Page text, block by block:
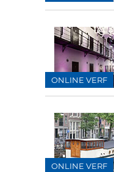
ONLINE VERF
ONLINE VERF